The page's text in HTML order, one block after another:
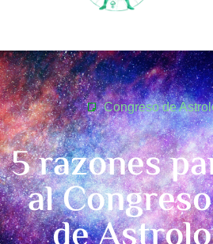
Congreso de
5 razones
al